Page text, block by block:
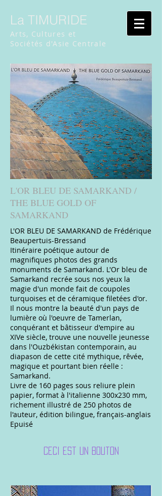
La TIMURIDE
Arts, Cultures et
Sociétés d'Asie Centrale
L'OR BLEU DE SAMARKAND /
THE BLUE GOLD OF
SAMARKAND
L'OR BLEU DE SAMARKAND de Frédérique
Beaupertuis-Bressand
Itinéraire poétique autour de
magnifiques photos des grands
monuments de Samarkand. L'Or bleu de
Samarkand recrée sous nos yeux la
magie d'un monde fait de coupoles
turquoises et de céramique filetées d'or.
Il nous montre la beauté d'un pays de
lumière où l'oeuvre de Tamerlan,
conquérant et bâtisseur d'empire au
XIVe siècle, trouve une nouvelle jeunesse
dans l'Ouzbékistan contemporain, au
diapason de cette cité mythique, rêvée,
magique et pourtant bien réelle :
Samarkand.
Livre de 160 pages sous reliure plein
papier, format à l'italienne 300x230 mm,
richement illustré de 250 photos de
l'auteur, édition bilingue, français-anglais
Epuisé
Ceci est un bouton